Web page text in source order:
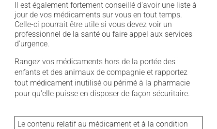
Il est également fortement conseillé d'avoir une liste à
jour de vos médicaments sur vous en tout temps.
Celle-ci pourrait être utile si vous devez voir un
professionnel de la santé ou faire appel aux services
d'urgence.
Rangez vos médicaments hors de la portée des
enfants et des animaux de compagnie et rapportez
tout médicament inutilisé ou périmé à la pharmacie
pour qu'elle puisse en disposer de façon sécuritaire.
Le contenu relatif au médicament et à la condition